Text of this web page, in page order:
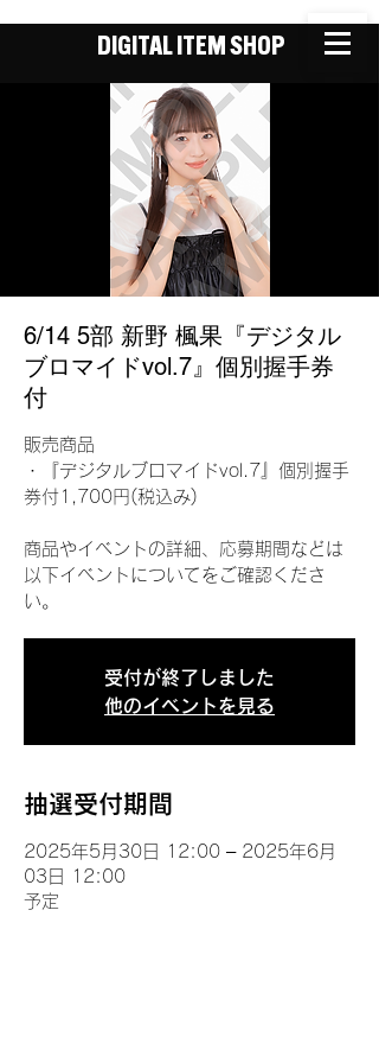
DIGITAL ITEM SHOP
6/14 5部 新野 楓果『デジタル
ブロマイドvol.7』個別握手券
付
販売商品
・『デジタルブロマイドvol.7』個別握手
券付1,700円(税込み)
商品やイベントの詳細、応募期間などは
以下イベントについてをご確認くださ
い。
受付が終了しました
他のイベントを見る
抽選受付期間
2025年5月30日 12:00 – 2025年6月
03日 12:00
予定